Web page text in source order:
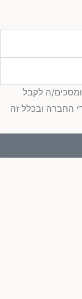
ה לקבל
החברה ובכלל זה